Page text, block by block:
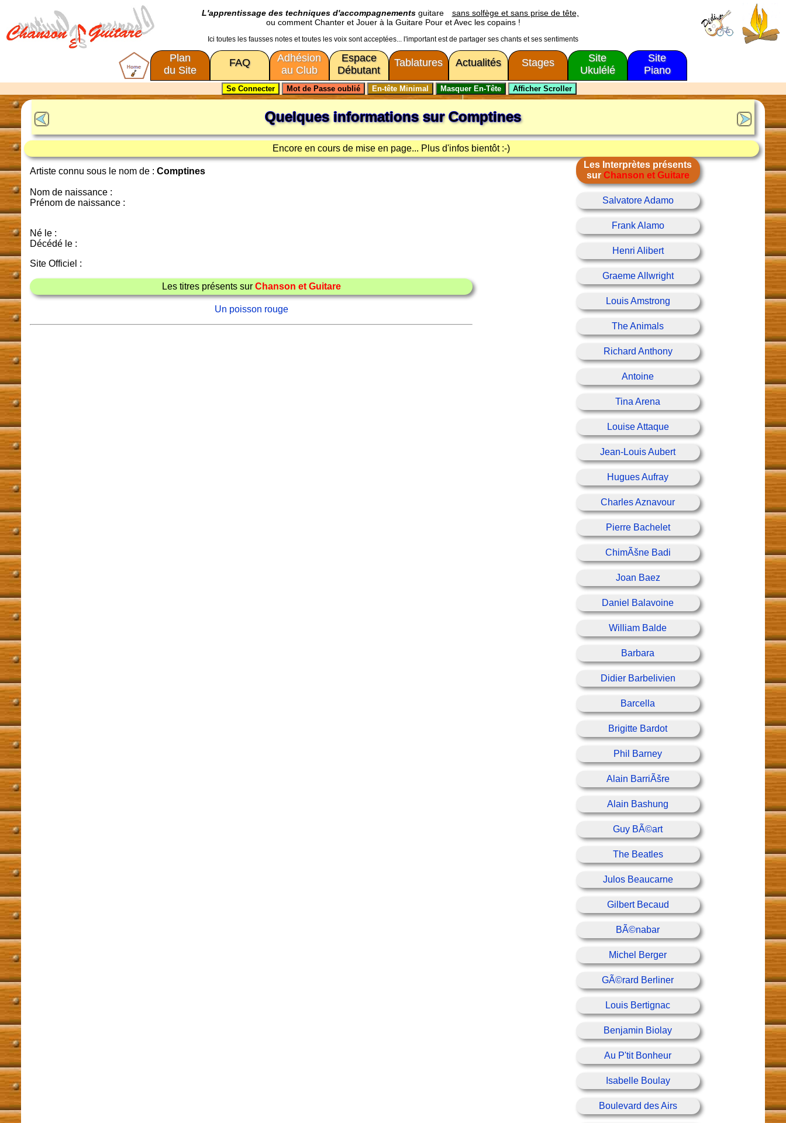
L'apprentissage des techniques d'accompagnementsguitare
sans solfège et sans prise de tête,
ou comment Chanter et Jouer à la Guitare Pour et Avec les copains !
Ici toutes les fausses notes et toutes les voix sont acceptées... l'important est de partager ses chants et ses sentiments
Plan
du Site
FAQ
Adhésion
au Club
Espace
Débutant
Tablatures Actualités Stages
Site
Ukulélé
Site
Piano
Quelques informations surComptines
Encore en cours de mise en page... Plus d'infos bientôt :-)
Artiste connu sous le nom de :Comptines
Nom de naissance :
Prénom de naissance :
Né le :
Décédé le :
Site Officiel :
Les titres présents sur Chanson et Guitare
Un poisson rouge
Les Interprètes présents
sur Chanson et Guitare
Salvatore Adamo
Frank Alamo
Henri Alibert
Graeme Allwright
Louis Amstrong
The Animals
Richard Anthony
Antoine
Tina Arena
Louise Attaque
Jean-Louis Aubert
Hugues Aufray
Charles Aznavour
Pierre Bachelet
ChimÃšne Badi
Joan Baez
Daniel Balavoine
William Balde
Barbara
Didier Barbelivien
Barcella
Brigitte Bardot
Phil Barney
Alain BarriÃšre
Alain Bashung
Guy BÃ©art
The Beatles
Julos Beaucarne
Gilbert Becaud
BÃ©nabar
Michel Berger
GÃ©rard Berliner
Louis Bertignac
Benjamin Biolay
Au P'tit Bonheur
Isabelle Boulay
Boulevard des Airs